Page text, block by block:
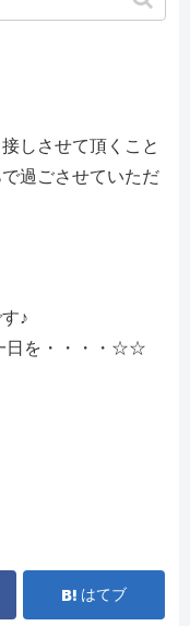
るといいかもしれ
しさせて頂くこと
で過ごさせていただ
♪
日を・・・・☆☆
はてブ